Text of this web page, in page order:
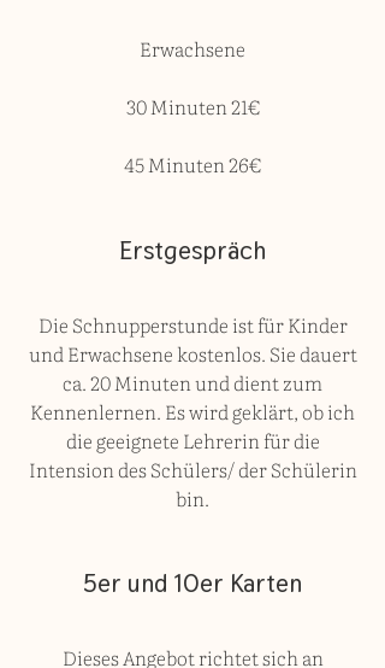
Erwachsene
30 Minuten 21€
45 Minuten 26€
Erstgespräch
Die Schnupperstunde ist für Kinder
und Erwachsene kostenlos. Sie dauert
ca. 20 Minuten und dient zum
Kennenlernen. Es wird geklärt, ob ich
die geeignete Lehrerin für die
Intension des Schülers/ der Schülerin
bin.
5er und 10er Karten
Dieses Angebot richtet sich an